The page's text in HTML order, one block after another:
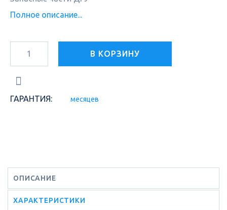
Полное описание...
В КОРЗИНУ
ГАРАНТИЯ: месяцев
ОПИСАНИЕ
ХАРАКТЕРИСТИКИ